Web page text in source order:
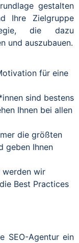
gestalten
Ihre Zielgruppe
die dazu
und auszubauen.
für eine
sind bestens
Ihnen bei allen
die größten
geben Ihnen
werden wir
Best Practices
SEO-Agentur ein